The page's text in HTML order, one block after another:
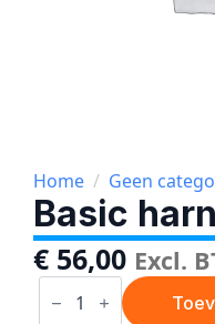
Home Geen
Basic
€ 56,00 Excl.
Basic
harnas